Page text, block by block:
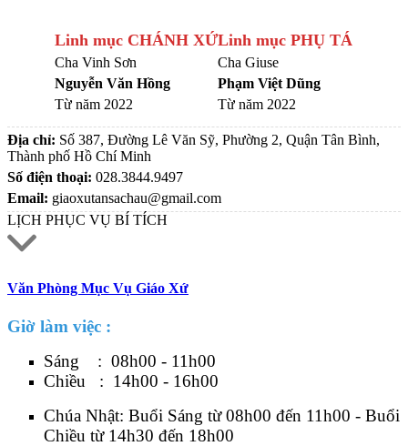
Linh mục CHÁNH XỨ
Cha Vinh Sơn
Nguyễn Văn Hồng
Từ năm 2022
Linh mục PHỤ TÁ
Cha Giuse
Phạm Việt Dũng
Từ năm 2022
Địa chỉ: Số 387, Đường Lê Văn Sỹ, Phường 2, Quận Tân Bình,
Thành phố Hồ Chí Minh
Số điện thoại: 028.3844.9497
Email: giaoxutansachau@gmail.com
LỊCH PHỤC VỤ BÍ TÍCH
Văn Phòng Mục Vụ Giáo Xứ
Giờ làm việc :
Sáng : 08h00 - 11h00
Chiều : 14h00 - 16h00
Chúa Nhật: Buổi Sáng từ 08h00 đến 11h00 - Buổi
Chiều từ 14h30 đến 18h00